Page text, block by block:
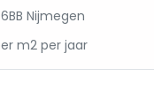
Nijmegen
m2 per jaar